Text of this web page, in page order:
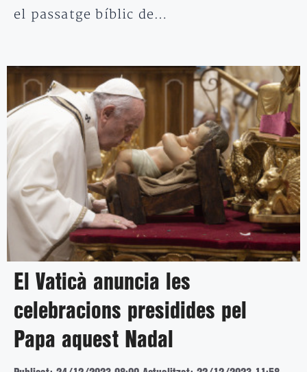
el passatge bíblic de…
El Vaticà anuncia les
celebracions presidides pel
Papa aquest Nadal